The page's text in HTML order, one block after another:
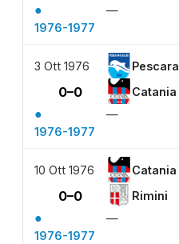
●
—
1976-1977
3 Ott 1976 Pescara
0–0 Catania
●
—
1976-1977
10 Ott 1976 Catania
0–0 Rimini
●
—
1976-1977